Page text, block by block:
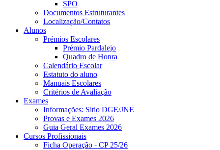
SPO
Documentos Estruturantes
Localização/Contatos
Alunos
Prémios Escolares
Prémio Pardalejo
Quadro de Honra
Calendário Escolar
Estatuto do aluno
Manuais Escolares
Critérios de Avaliação
Exames
Informações: Sitio DGE/JNE
Provas e Exames 2026
Guia Geral Exames 2026
Cursos Profissionais
Ficha Operação - CP 25/26